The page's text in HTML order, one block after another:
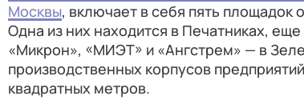
Москвы, включает в себя пять площадок
Одна из них находится в Печатниках,
«Микрон», «МИЭТ» и «Ангстрем» — в
производственных корпусов
квадратных метров.